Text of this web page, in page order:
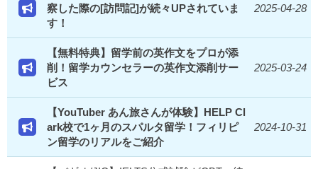
察した際の[訪問記]が続々UPされていま
す！
2025-04-28
【無料特典】留学前の英作文をプロが添
削！留学カウンセラーの英作文添削サー
ビス
2025-03-24
【YouTuber あん旅さんが体験】HELP Cl
ark校で1ヶ月のスパルタ留学！フィリピ
ン留学のリアルをご紹介
2024-10-31